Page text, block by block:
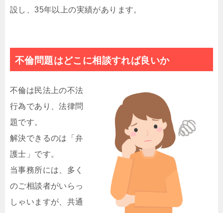
設し、35年以上の実績があります。
不倫問題はどこに相談すれば良いか
不倫は民法上の不法
行為であり、法律問
題です。
解決できるのは「弁
護士」です。
当事務所には、多く
のご相談者がいらっ
しゃいますが、共通